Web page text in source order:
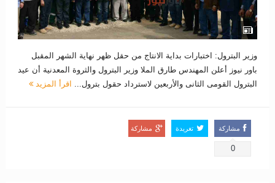
وزير البترول: اختبارات بداية الانتاج من حقل ظهر نهاية الشهر المقبل
باور نيوز أعلن المهندس طارق الملا وزير البترول والثروة المعدنية أن عيد
البترول القومى الثانى والأربعين لاسترداد حقول بترول...
اقرأ المزيد
مشاركة
0
تغريدة مشاركة